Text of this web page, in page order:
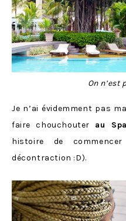
On n’est
Je n’ai évidemment pas
faire chouchouter au
histoire de
décontraction :D).